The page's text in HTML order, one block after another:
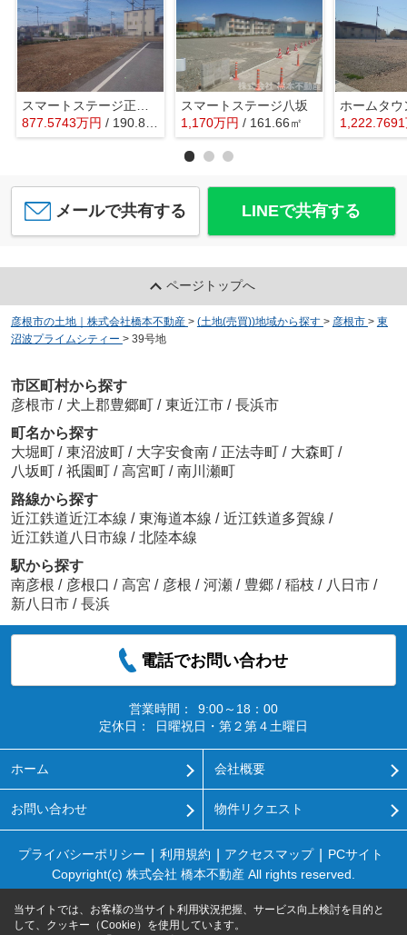
877.5743万円 / 190.86㎡
スマートステージ八坂
1,170万円 / 161.66㎡ 1,222.7691
メールで共有する LINEで共有する
ページトップへ
彦根市の土地｜株式会社橋本不動産 > (土地(売買))地域から探す > 彦根市 > 東
沼波プライムシティー > 39号地
市区町村から探す
彦根市 / 犬上郡豊郷町 / 東近江市 / 長浜市
町名から探す
大堀町 / 東沼波町 / 大字安食南 / 正法寺町 / 大森町 /
八坂町 / 祇園町 / 高宮町 / 南川瀬町
路線から探す
近江鉄道近江本線 / 東海道本線 / 近江鉄道多賀線 /
近江鉄道八日市線 / 北陸本線
駅から探す
南彦根 / 彦根口 / 高宮 / 彦根 / 河瀬 / 豊郷 / 稲枝 / 八日市 /
新八日市 / 長浜
電話でお問い合わせ
営業時間：
9:00～18：00
定休日：
日曜祝日・第２第４土曜日
ホーム 会社概要
お問い合わせ 物件リクエスト
プライバシーポリシー 利用規約 アクセスマップ
PCサイト
Copyright(c) 株式会社 橋本不動産 All rights reserved.
当サイトでは、お客様の当サイト利用状況把握、サービス向上検討を目的と
して、クッキー（Cookie）を使用しています。